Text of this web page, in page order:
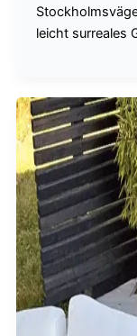
leicht surreales